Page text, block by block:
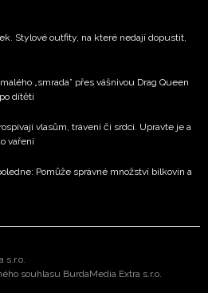
Stylové outfity, na které nedají dopustit,
„smrada” přes vášnivou Drag Queen
dítěti
vlasům, trávení či srdci. Upravte je a
vaření
Pomůže správné množství bílkovin a
s.r.o.
souhlasu BurdaMedia Extra s.r.o.